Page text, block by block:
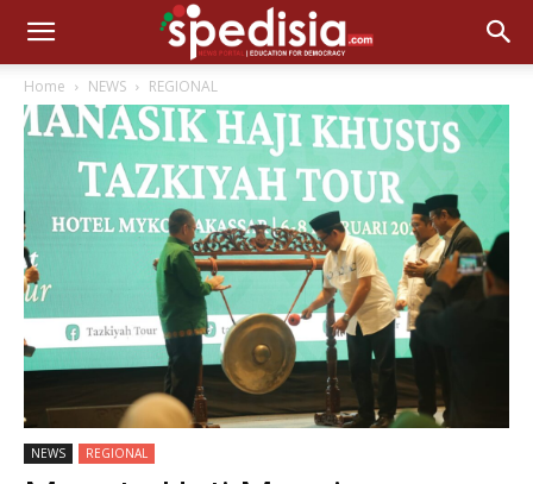
Home NEWS REGIONAL
NEWS REGIONAL